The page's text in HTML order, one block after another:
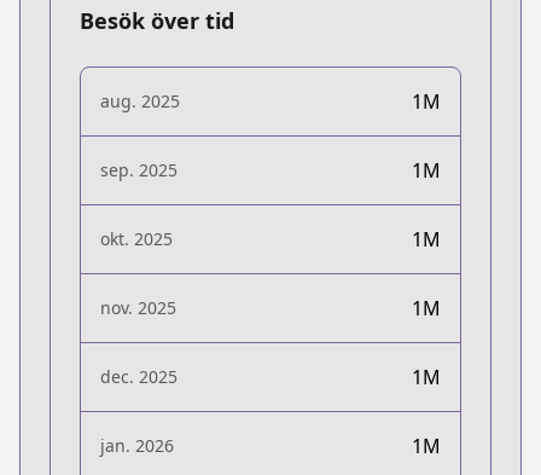
Besök över tid
aug. 2025 1M
sep. 2025 1M
okt. 2025 1M
nov. 2025 1M
dec. 2025 1M
jan. 2026 1M